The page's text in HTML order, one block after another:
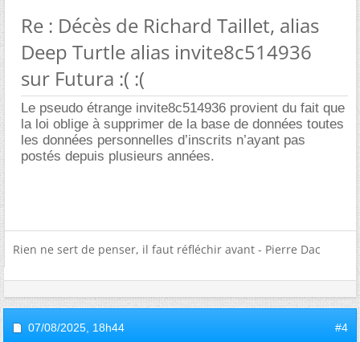
Re : Décès de Richard Taillet, alias
Deep Turtle alias invite8c514936
sur Futura :( :(
Le pseudo étrange invite8c514936 provient du fait que
la loi oblige à supprimer de la base de données toutes
les données personnelles d’inscrits n’ayant pas
postés depuis plusieurs années.
Rien ne sert de penser, il faut réfléchir avant - Pierre Dac
07/08/2025, 18h44 #4